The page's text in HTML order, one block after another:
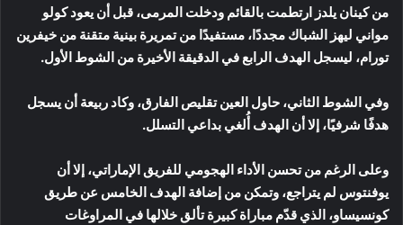
من كينان يلدز ارتطمت بالقائم ودخلت المرمى، قبل أن يعود كولو
مواني ليهز الشباك مجددًا، مستفيدًا من تمريرة بينية متقنة من خيفرين
تورام، ليسجل الهدف الرابع في الدقيقة الأخيرة من الشوط الأول.
وفي الشوط الثاني، حاول العين تقليص الفارق، وكاد ربيعة أن يسجل
هدفًا شرفيًا، إلا أن الهدف أُلغي بداعي التسلل.
وعلى الرغم من تحسن الأداء الهجومي للفريق الإماراتي، إلا أن
يوفنتوس لم يتراجع، وتمكن من إضافة الهدف الخامس عن طريق
كونسيساو، الذي قدّم مباراة كبيرة تألق خلالها في المراوغات